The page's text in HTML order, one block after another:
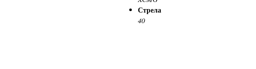
Стрела
40